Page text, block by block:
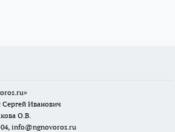
Иванович
О.В.
04, info@ngnovoros.ru